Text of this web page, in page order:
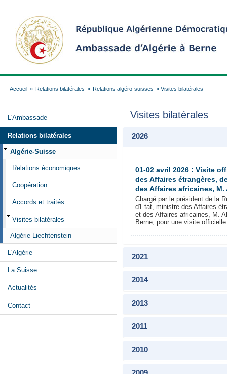
Accueil » Relations bilatérales » Relations algéro-suisses » Visites bilatérales
L'Ambassade
Relations bilatérales
Algérie-Suisse
Relations économiques
Coopération
Accords et traités
Visites bilatérales
Algérie-Liechtenstein
L'Algérie
La Suisse
Actualités
Contact
Visites bilatérales
2026
01-02 avril 2026 : Visite
des Affaires étrangères,
des Affaires africaines, M.
Chargé par le président de la
d'Etat, ministre des Affaires
et des Affaires africaines, M.
Berne, pour une visite
2021
2014
2013
2011
2010